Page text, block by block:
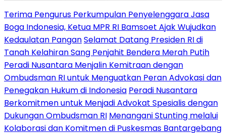
Terima Pengurus Perkumpulan Penyelenggara Jasa
Boga Indonesia, Ketua MPR RI Bamsoet Ajak Wujudkan
Kedaulatan PanganSelamat Datang Presiden RI di
Tanah Kelahiran Sang Penjahit Bendera Merah Putih
Peradi Nusantara Menjalin Kemitraan dengan
Ombudsman RI untuk Menguatkan Peran Advokasi dan
Penegakan Hukum di Indonesia Peradi Nusantara
Berkomitmen untuk Menjadi Advokat Spesialis dengan
Dukungan Ombudsman RI Menangani Stunting melalui
Kolaborasi dan Komitmen di Puskesmas Bantargebang